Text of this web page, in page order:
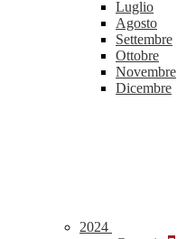
Luglio
Agosto
Settembre
Ottobre
Novembre
Dicembre
2024